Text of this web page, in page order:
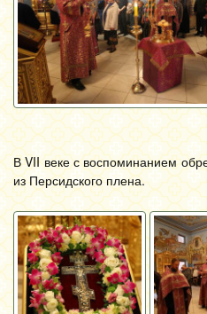
В VII веке с воспоминанием
из Персидского плена.